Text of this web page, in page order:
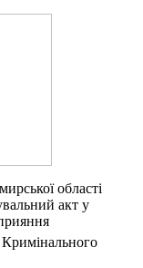
області
акт у
Кримінального